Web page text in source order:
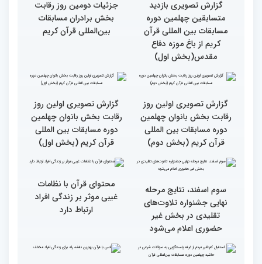
کشی متسابقین بخش
بانوان چهلمین دوره
مسابقات بین المللی قرآن
کریم
متسابقین چهلمین دوره
مسابقات بین المللی قرآن
کریم از باغ موزه دفاع
متسابقین چهلمین دوره
مسابقات بین المللی قرآن
کریم از باغ موزه دفاع
مقدس(بخش اول)
بخش برادران مسابقات
بین‌المللی قرآن کریم
گزارش تصویری اولین روز
رقابت بخش بانوان چهلمین
دوره مسابقات بین المللی
قرآن کریم (بخش دوم)
گزارش تصویری اولین روز
رقابت بخش بانوان چهلمین
دوره مسابقات بین المللی